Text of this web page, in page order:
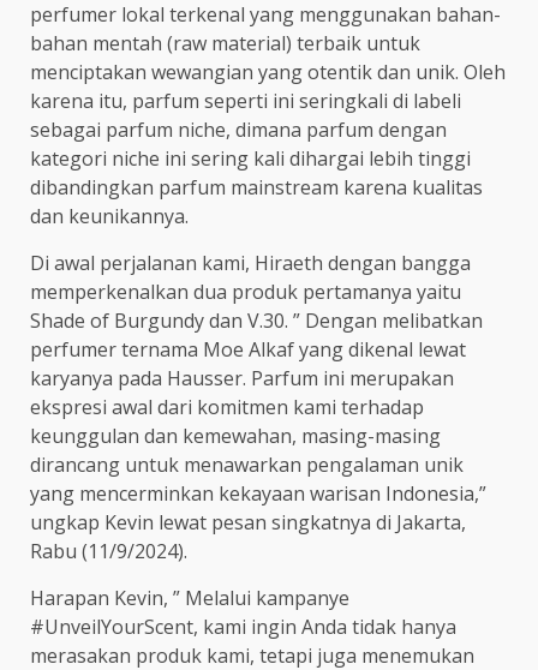
perfumer lokal terkenal yang menggunakan bahan-
bahan mentah (raw material) terbaik untuk
menciptakan wewangian yang otentik dan unik. Oleh
karena itu, parfum seperti ini seringkali di labeli
sebagai parfum niche, dimana parfum dengan
kategori niche ini sering kali dihargai lebih tinggi
dibandingkan parfum mainstream karena kualitas
dan keunikannya.
Di awal perjalanan kami, Hiraeth dengan bangga
memperkenalkan dua produk pertamanya yaitu
Shade of Burgundy dan V.30. ” Dengan melibatkan
perfumer ternama Moe Alkaf yang dikenal lewat
karyanya pada Hausser. Parfum ini merupakan
ekspresi awal dari komitmen kami terhadap
keunggulan dan kemewahan, masing-masing
dirancang untuk menawarkan pengalaman unik
yang mencerminkan kekayaan warisan Indonesia,”
ungkap Kevin lewat pesan singkatnya di Jakarta,
Rabu (11/9/2024).
Harapan Kevin, ” Melalui kampanye
#UnveilYourScent, kami ingin Anda tidak hanya
merasakan produk kami, tetapi juga menemukan